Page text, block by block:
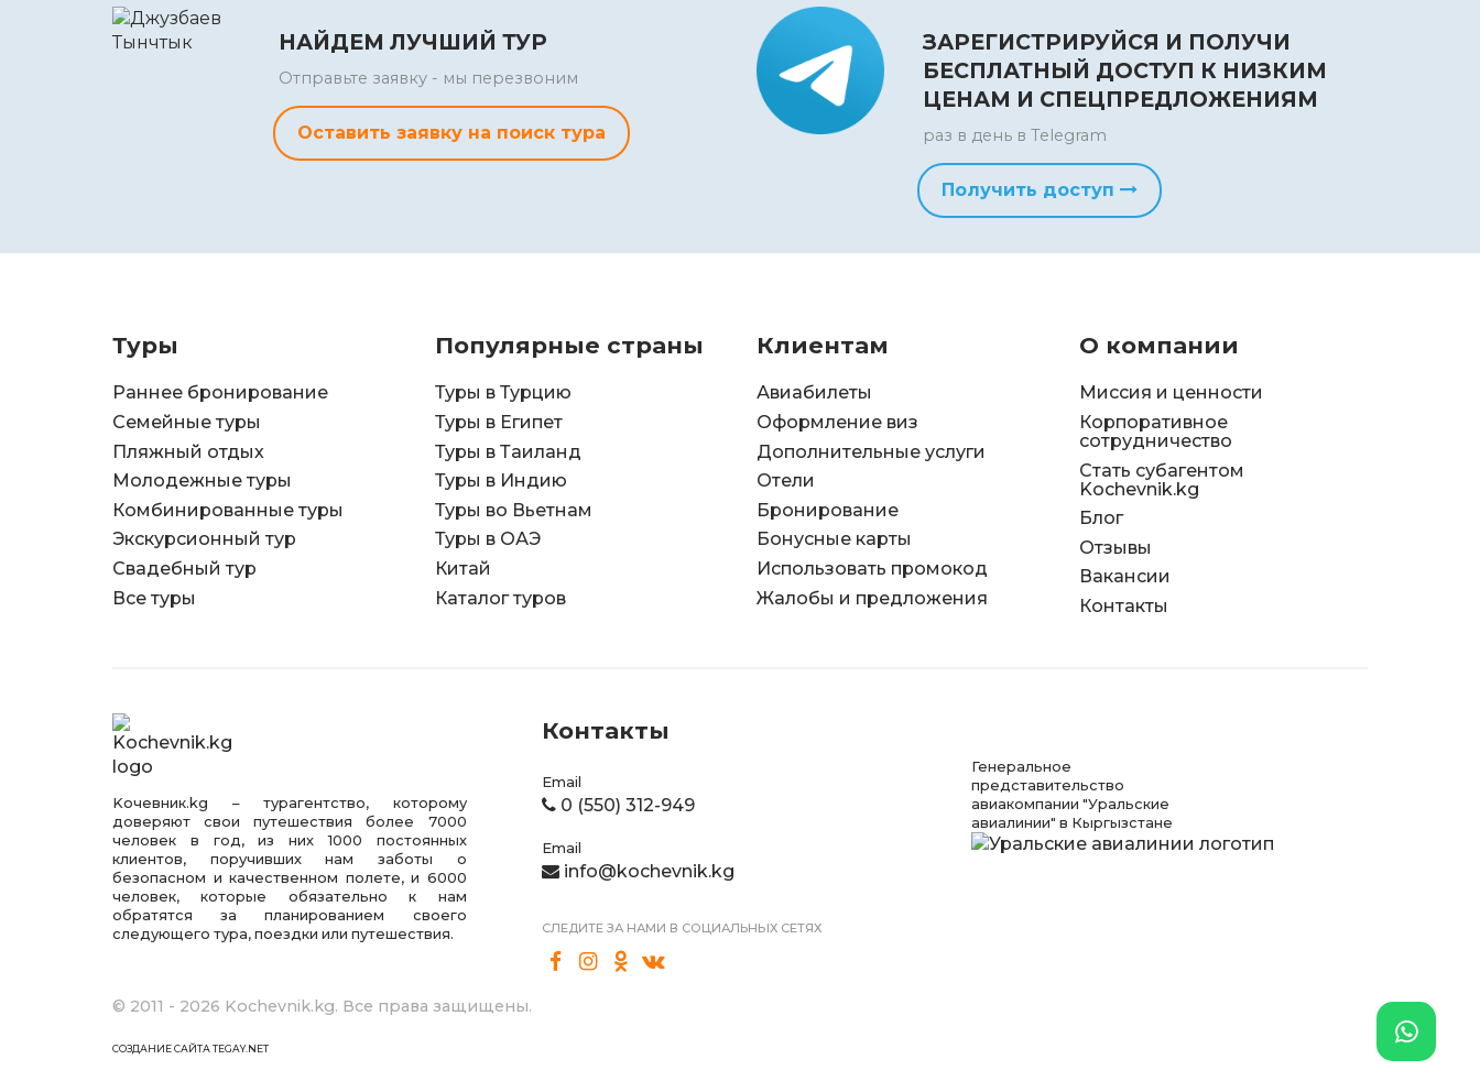
НАЙДЕМ ЛУЧШИЙ ТУР
Отправьте заявку - мы перезвоним
Оставить заявку на поиск тура
ЗАРЕГИСТРИРУЙСЯ И ПОЛУЧИ
БЕСПЛАТНЫЙ ДОСТУП К НИЗКИМ
ЦЕНАМ И СПЕЦПРЕДЛОЖЕНИЯМ
раз в день в Telegram
Получить доступ
Туры
Раннее бронирование
Семейные туры
Пляжный отдых
Молодежные туры
Комбинированные туры
Экскурсионный тур
Свадебный тур
Все туры
Популярные страны
Туры в Турцию
Туры в Египет
Туры в Таиланд
Туры в Индию
Туры во Вьетнам
Туры в ОАЭ
Китай
Каталог туров
Клиентам
Авиабилеты
Оформление виз
Дополнительные услуги
Отели
Бронирование
Бонусные карты
Использовать промокод
Жалобы и предложения
О компании
Миссия и ценности
Корпоративное
сотрудничество
Стать субагентом
Kochevnik.kg
Блог
Отзывы
Вакансии
Контакты
Kочевник.kg – турагентство, которому
доверяют свои путешествия более 7000
человек в год, из них 1000 постоянных
клиентов, поручивших нам заботы о
безопасном и качественном полете, и 6000
человек, которые обязательно к нам
обратятся за планированием своего
следующего тура, поездки или путешествия.
Контакты
Email
0 (550) 312-949
Email
info@kochevnik.kg
СЛЕДИТЕ ЗА НАМИ В СОЦИАЛЬНЫХ СЕТЯХ
Генеральное
представительство
авиакомпании "Уральские
авиалинии" в Кыргызстане
© 2011 - 2026 Kochevnik.kg. Все права защищены.
СОЗДАНИЕ САЙТА TEGAY.NET